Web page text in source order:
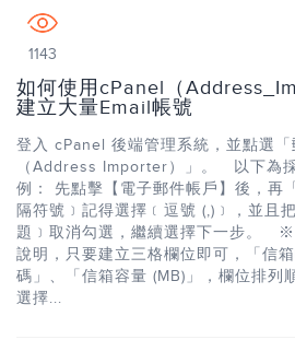
1143
如何使用cPanel（
建立大量Email帳號
登入 cPanel 後端管理系統，並點選
（Address Importer）」。 以下為
例： 先點擊【電子郵件帳戶】後，再
隔符號﹞記得選擇﹝逗號 (,)﹞，並且
題﹞取消勾選，繼續選擇下一步。 ※
說明，只要建立三格欄位即可，「信
碼」、「信箱容量 (MB)」，欄位排列
選擇...